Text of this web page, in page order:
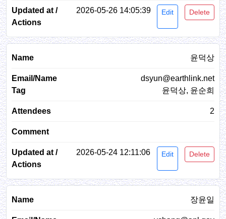
2026-05-26 14:05:39 Edit Delete
윤덕상
dsyun@earthlink.net
윤덕상, 윤순희
2
2026-05-24 12:11:06 Edit Delete
장윤일